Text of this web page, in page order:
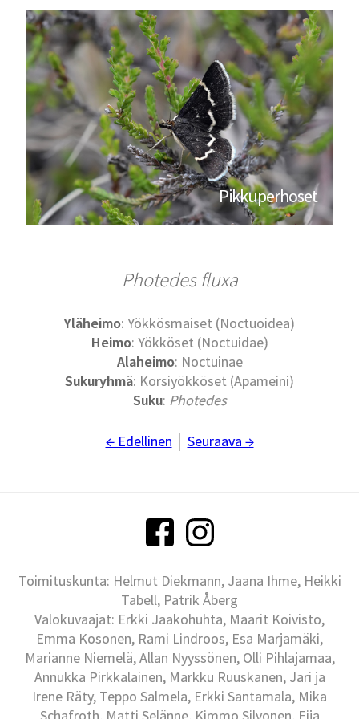
Pikkuperhoset
Photedes fluxa
Yläheimo: Yökkösmaiset (Noctuoidea)
Heimo: Yökköset (Noctuidae)
Alaheimo: Noctuinae
Sukuryhmä: Korsiyökköset (Apameini)
Suku: Photedes
← Edellinen Seuraava →
Toimituskunta: Helmut Diekmann, Jaana Ihme, Heikki
Tabell, Patrik Åberg
Valokuvaajat: Erkki Jaakohuhta, Maarit Koivisto,
Emma Kosonen, Rami Lindroos, Esa Marjamäki,
Marianne Niemelä, Allan Nyyssönen, Olli Pihlajamaa,
Annukka Pirkkalainen, Markku Ruuskanen, Jari ja
Irene Räty, Teppo Salmela, Erkki Santamala, Mika